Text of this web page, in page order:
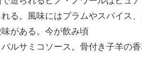
る。風味にはプラムやスパイス
がある。今が飲み頃
ルサミコソース。骨付き子羊の香